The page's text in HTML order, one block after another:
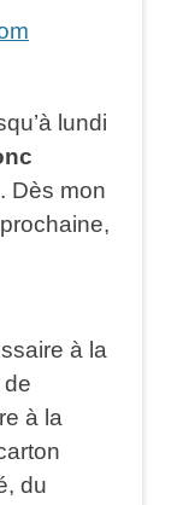
lundi
. Dès mon
à la
de
à la
du